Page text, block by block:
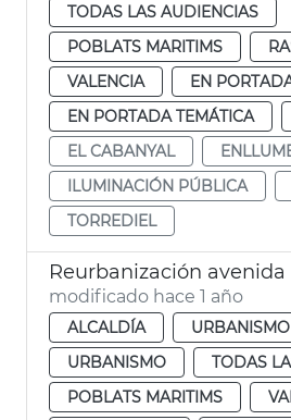
TODAS LAS AUDIENCIAS
POBLATS MARITIMS
VALENCIA
EN
EN PORTADA TEMÁTICA
EL CABANYAL
ILUMINACIÓN PÚBLICA
TORREDIEL
Reurbanización avenida
modificado hace 1 año
ALCALDÍA
URBANISMO
TODAS
POBLATS MARITIMS